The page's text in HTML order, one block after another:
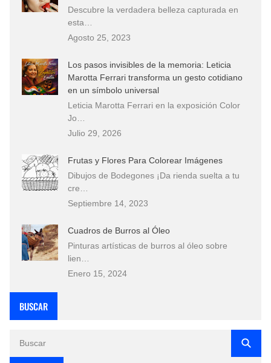
Descubre la verdadera belleza capturada en
esta…
Agosto 25, 2023
Los pasos invisibles de la memoria: Leticia
Marotta Ferrari transforma un gesto cotidiano
en un símbolo universal
Leticia Marotta Ferrari en la exposición Color
Jo…
Julio 29, 2026
Frutas y Flores Para Colorear Imágenes
Dibujos de Bodegones ¡Da rienda suelta a tu
cre…
Septiembre 14, 2023
Cuadros de Burros al Óleo
Pinturas artísticas de burros al óleo sobre
lien…
Enero 15, 2024
BUSCAR